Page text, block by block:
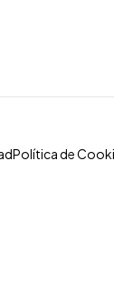
Política de